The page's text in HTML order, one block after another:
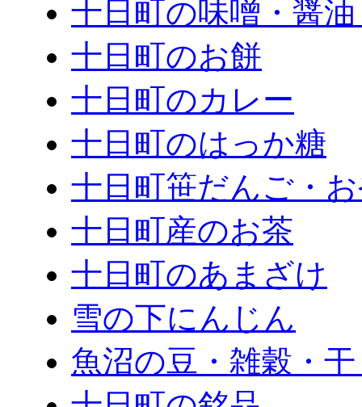
十日町の味噌・醤
十日町のお餅
十日町のカレー
十日町のはっか糖
十日町笹だんご・
十日町産のお茶
十日町のあまざけ
雪の下にんじん
魚沼の豆・雑穀・